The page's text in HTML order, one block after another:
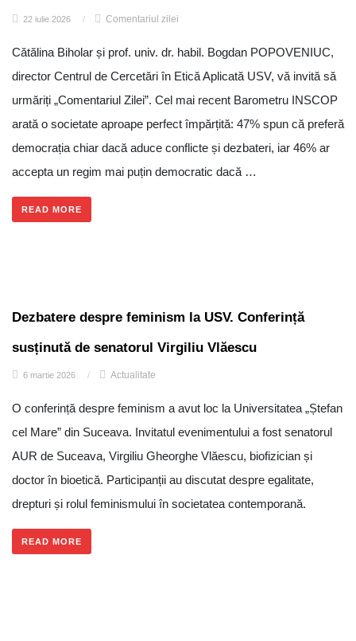
22 iulie 2026 / Comentariul zilei
Cătălina Biholar și prof. univ. dr. habil. Bogdan POPOVENIUC,
director Centrul de Cercetări în Etică Aplicată USV, vă invită să
urmăriți „Comentariul Zilei”. Cel mai recent Barometru INSCOP
arată o societate aproape perfect împărțită: 47% spun că preferă
democrația chiar dacă aduce conflicte și dezbateri, iar 46% ar
accepta un regim mai puțin democratic dacă …
READ MORE
Dezbatere despre feminism la USV. Conferință
susținută de senatorul Virgiliu Vlăescu
6 martie 2026 / Actualitate
O conferință despre feminism a avut loc la Universitatea „Ștefan
cel Mare” din Suceava. Invitatul evenimentului a fost senatorul
AUR de Suceava, Virgiliu Gheorghe Vlăescu, biofizician și
doctor în bioetică. Participanții au discutat despre egalitate,
drepturi și rolul feminismului în societatea contemporană.
READ MORE